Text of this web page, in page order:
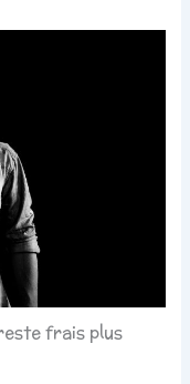
frais plus